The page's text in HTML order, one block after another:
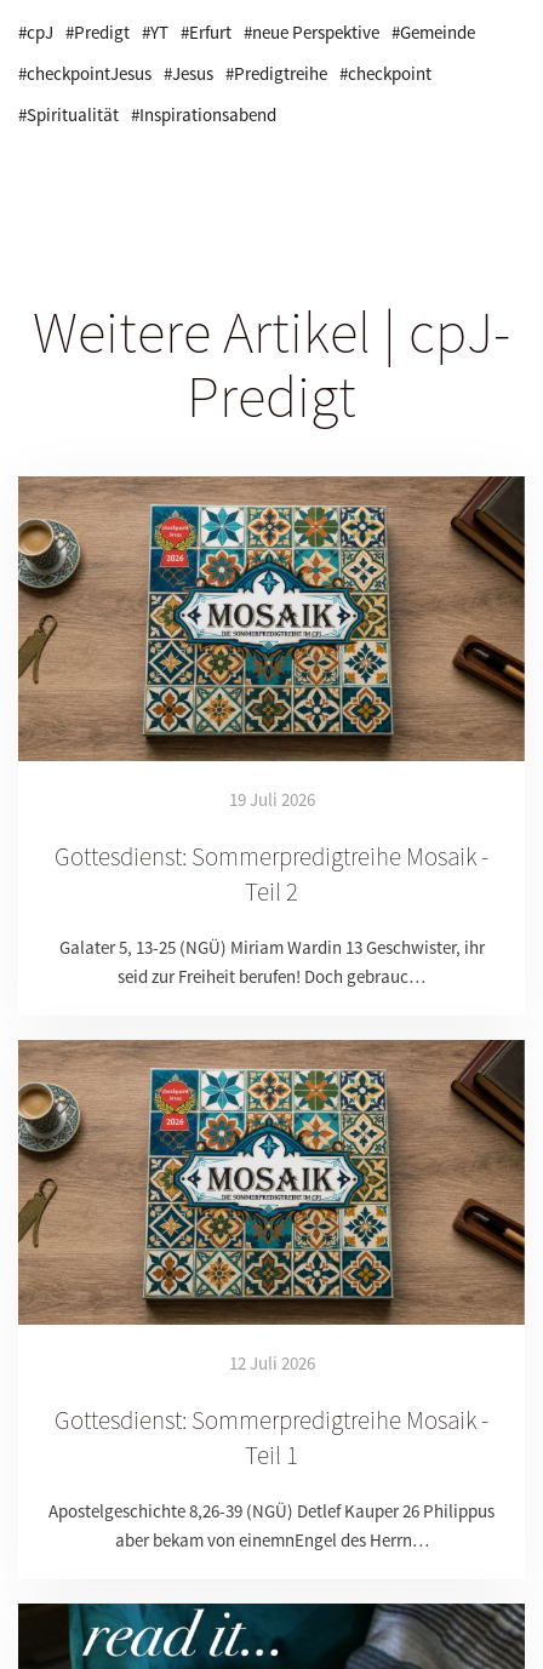
#cpJ #Predigt #YT #Erfurt #neue Perspektive #Gemeinde
#checkpointJesus #Jesus #Predigtreihe #checkpoint
#Spiritualität #Inspirationsabend
Weitere Artikel | cpJ-
Predigt
19 Juli 2026
Gottesdienst: Sommerpredigtreihe Mosaik -
Teil 2
Galater 5, 13-25 (NGÜ) Miriam Wardin 13 Geschwister, ihr
seid zur Freiheit berufen! Doch gebrauc…
12 Juli 2026
Gottesdienst: Sommerpredigtreihe Mosaik -
Teil 1
Apostelgeschichte 8,26-39 (NGÜ) Detlef Kauper 26 Philippus
aber bekam von einemnEngel des Herrn…